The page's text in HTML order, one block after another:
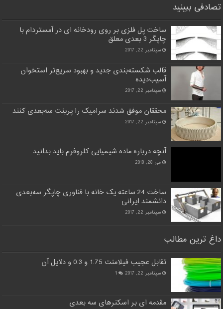
تصادفی ببینید
ساخت پل فلزی بر روی رودخانه‌ ای در آمستردام با
چاپگر 3 بعدی معلق
سپتامبر 22, 2017
قالب شکسته‌بندی جدید و بهبود سریع‌تر استخوان
آسیب‌دیده
سپتامبر 22, 2017
محققان موفق شدند سرامیک را پرینت سه‌بعدی کنند
سپتامبر 22, 2017
آنچه درباره ماده شیمیایی کلروفرم باید بدانید
می 28, 2018
ساخت 24 ساعته یک خانه با فناوری چاپگر سه‌بعدی
دانشمند ایرانی
سپتامبر 22, 2017
داغ ترین مطالب
تقابل عجیب فیلامنت 1.75 و 0.3 و دلایل آن
سپتامبر 22, 2017 1
مقدمه ای بر اسکنرهای سه بعدی